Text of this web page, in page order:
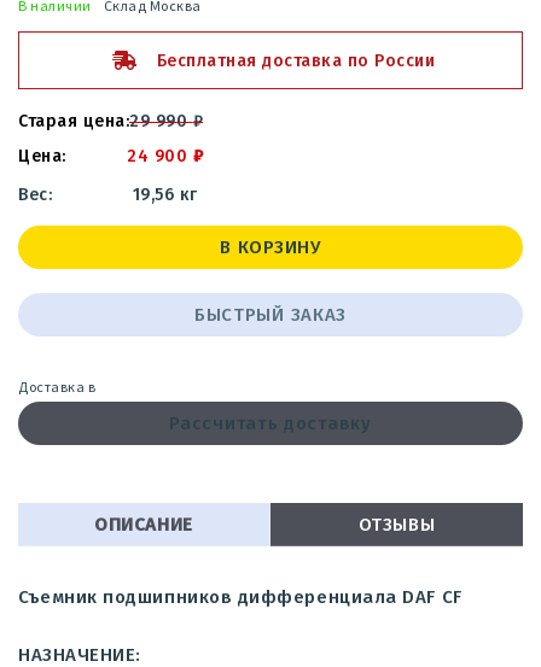
29 990₽
24 900 ₽
19,56 кг
Бесплатная доставка по России
БЫСТРЫЙ ЗАКАЗ
В КОРЗИНУ
Склад Москва
В наличии
Доставка в
Рассчитать доставку
ОПИСАНИЕ ОТЗЫВЫ
Съемник подшипников дифференциала DAF CF
НАЗНАЧЕНИЕ: